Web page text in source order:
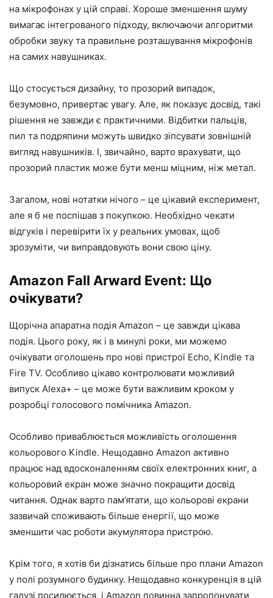
на мікрофонах у цій справі. Хороше зменшення шуму
вимагає інтегрованого підходу, включаючи алгоритми
обробки звуку та правильне розташування мікрофонів
на самих навушниках.
Що стосується дизайну, то прозорий випадок,
безумовно, привертає увагу. Але, як показує досвід, такі
рішення не завжди є практичними. Відбитки пальців,
пил та подряпини можуть швидко зіпсувати зовнішній
вигляд навушників. І, звичайно, варто врахувати, що
прозорий пластик може бути менш міцним, ніж метал.
Загалом, нові нотатки нічого – це цікавий експеримент,
але я б не поспішав з покупкою. Необхідно чекати
відгуків і перевірити їх у реальних умовах, щоб
зрозуміти, чи виправдовують вони свою ціну.
Amazon Fall Arward Event: Що
очікувати?
Щорічна апаратна подія Amazon – це завжди цікава
подія. Цього року, як і в минулі роки, ми можемо
очікувати оголошень про нові пристрої Echo, Kindle та
Fire TV. Особливо цікаво контролювати можливий
випуск Alexa+ – це може бути важливим кроком у
розробці голосового помічника Amazon.
Особливо приваблюється можливість оголошення
кольорового Kindle. Нещодавно Amazon активно
працює над вдосконаленням своїх електронних книг, а
кольоровий екран може значно покращити досвід
читання. Однак варто пам’ятати, що кольорові екрани
зазвичай споживають більше енергії, що може
зменшити час роботи акумулятора пристрою.
Крім того, я хотів би дізнатись більше про плани Amazon
у полі розумного будинку. Нещодавно конкуренція в цій
галузі посилюється, і Amazon повинна запропонувати